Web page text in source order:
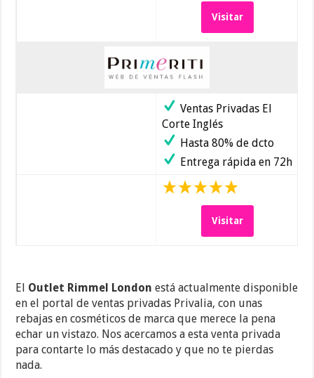
Visitar
Ventas Privadas El
Corte Inglés
Hasta 80% de dcto
Entrega rápida en 72h
Visitar
El Outlet Rimmel London está actualmente disponible
en el portal de ventas privadas Privalia, con unas
rebajas en cosméticos de marca que merece la pena
echar un vistazo. Nos acercamos a esta venta privada
para contarte lo más destacado y que no te pierdas
nada.